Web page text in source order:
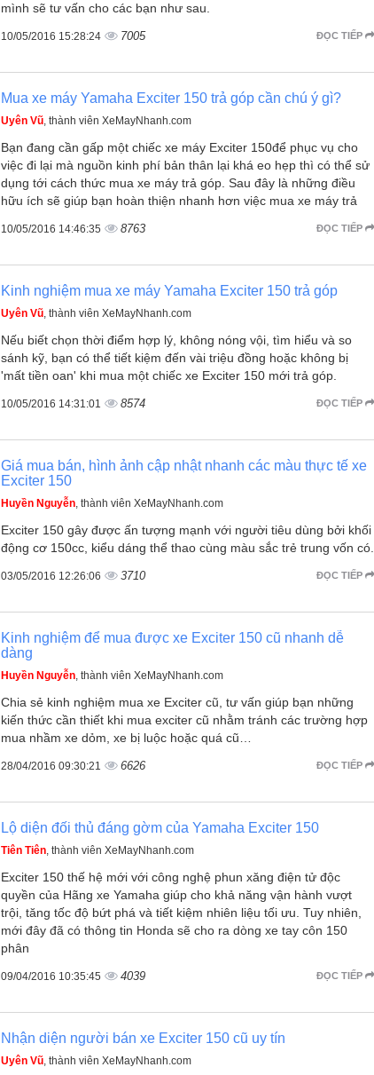
mình sẽ tư vấn cho các bạn như sau.
ĐỌC TIẾP
10/05/2016 15:28:24 7005
Mua xe máy Yamaha Exciter 150 trả góp cần chú ý gì?
Uyên Vũ, thành viên XeMayNhanh.com
Bạn đang cần gấp một chiếc xe máy Exciter 150để phục vụ cho
việc đi lại mà nguồn kinh phí bản thân lại khá eo hẹp thì có thể sử
dụng tới cách thức mua xe máy trả góp. Sau đây là những điều
hữu ích sẽ giúp bạn hoàn thiện nhanh hơn việc mua xe máy trả
ĐỌC TIẾP
10/05/2016 14:46:35 8763
Kinh nghiệm mua xe máy Yamaha Exciter 150 trả góp
Uyên Vũ, thành viên XeMayNhanh.com
Nếu biết chọn thời điểm hợp lý, không nóng vội, tìm hiểu và so
sánh kỹ, bạn có thể tiết kiệm đến vài triệu đồng hoặc không bị
'mất tiền oan' khi mua một chiếc xe Exciter 150 mới trả góp.
ĐỌC TIẾP
10/05/2016 14:31:01 8574
Giá mua bán, hình ảnh cập nhật nhanh các màu thực tế xe
Exciter 150
Huyền Nguyễn, thành viên XeMayNhanh.com
Exciter 150 gây được ấn tượng mạnh với người tiêu dùng bởi khối
động cơ 150cc, kiểu dáng thể thao cùng màu sắc trẻ trung vốn có.
ĐỌC TIẾP
03/05/2016 12:26:06 3710
Kinh nghiệm để mua được xe Exciter 150 cũ nhanh dễ
dàng
Huyền Nguyễn, thành viên XeMayNhanh.com
Chia sẻ kinh nghiệm mua xe Exciter cũ, tư vấn giúp bạn những
kiến thức cần thiết khi mua exciter cũ nhằm tránh các trường hợp
mua nhầm xe dỏm, xe bị luộc hoặc quá cũ…
ĐỌC TIẾP
28/04/2016 09:30:21 6626
Lộ diện đối thủ đáng gờm của Yamaha Exciter 150
Tiên Tiên, thành viên XeMayNhanh.com
Exciter 150 thế hệ mới với công nghệ phun xăng điện tử độc
quyền của Hãng xe Yamaha giúp cho khả năng vận hành vượt
trội, tăng tốc độ bứt phá và tiết kiệm nhiên liệu tối ưu. Tuy nhiên,
mới đây đã có thông tin Honda sẽ cho ra dòng xe tay côn 150
phân
ĐỌC TIẾP
09/04/2016 10:35:45 4039
Nhận diện người bán xe Exciter 150 cũ uy tín
Uyên Vũ, thành viên XeMayNhanh.com